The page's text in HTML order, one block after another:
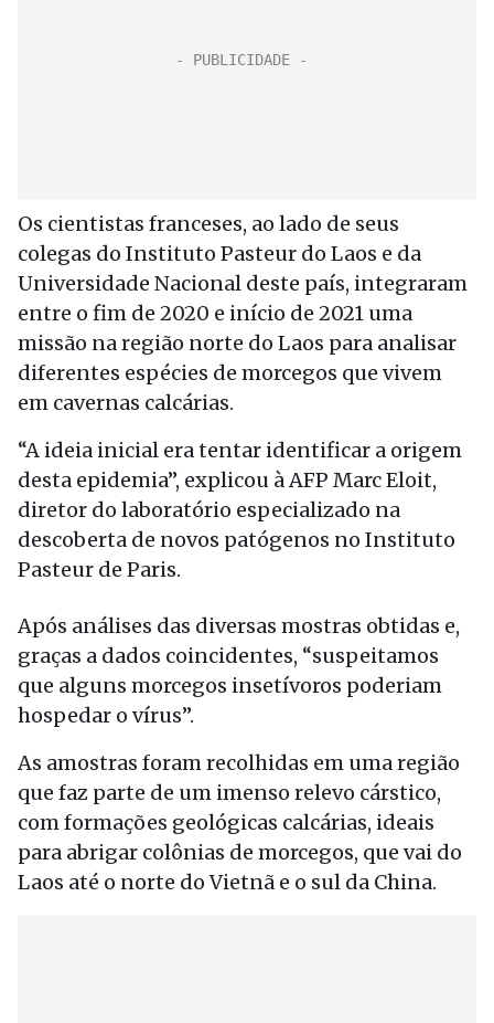
Os cientistas franceses, ao lado de seus
colegas do Instituto Pasteur do Laos e da
Universidade Nacional deste país, integraram
entre o fim de 2020 e início de 2021 uma
missão na região norte do Laos para analisar
diferentes espécies de morcegos que vivem
em cavernas calcárias.
“A ideia inicial era tentar identificar a origem
desta epidemia”, explicou à AFP Marc Eloit,
diretor do laboratório especializado na
descoberta de novos patógenos no Instituto
Pasteur de Paris.
Após análises das diversas mostras obtidas e,
graças a dados coincidentes, “suspeitamos
que alguns morcegos insetívoros poderiam
hospedar o vírus”.
As amostras foram recolhidas em uma região
que faz parte de um imenso relevo cárstico,
com formações geológicas calcárias, ideais
para abrigar colônias de morcegos, que vai do
Laos até o norte do Vietnã e o sul da China.